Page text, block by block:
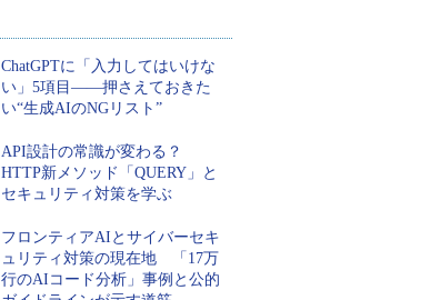
ChatGPTに「入力してはいけな
い」5項目――押さえておきた
い“生成AIのNGリスト”
API設計の常識が変わる？
HTTP新メソッド「QUERY」と
セキュリティ対策を学ぶ
フロンティアAIとサイバーセキ
ュリティ対策の現在地 「17万
行のAIコード分析」事例と公的